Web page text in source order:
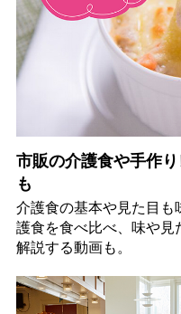
市販の介護食や手作
も
介護食の基本や見た目も
護食を食べ比べ、味や見
解説する動画も。